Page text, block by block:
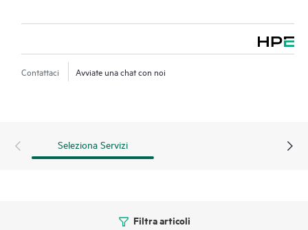
Contattaci Avviate una chat con noi
Seleziona Servizi
Filtra articoli